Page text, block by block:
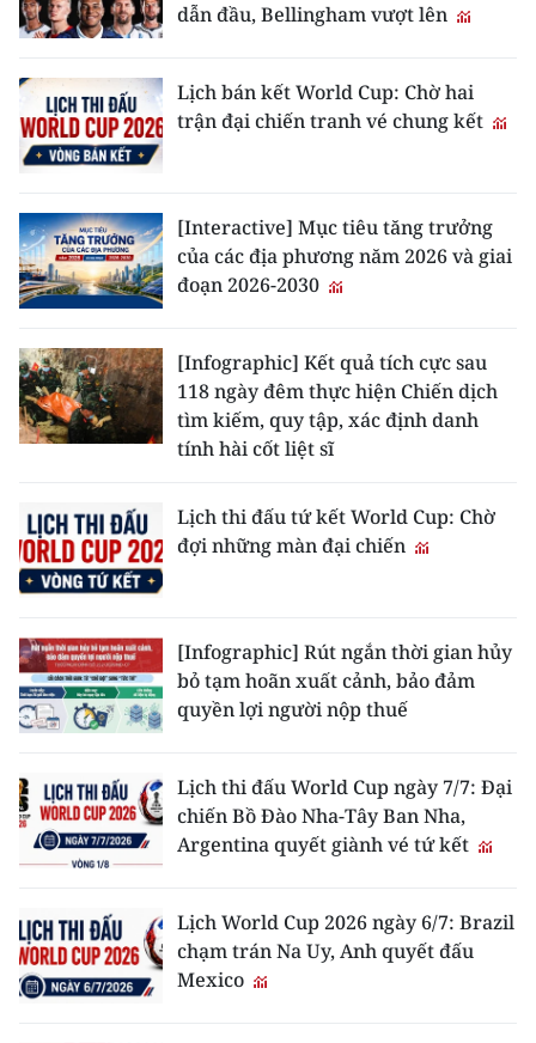
dẫn đầu, Bellingham vượt lên
Lịch bán kết World Cup: Chờ hai
trận đại chiến tranh vé chung kết
[Interactive] Mục tiêu tăng trưởng
của các địa phương năm 2026 và giai
đoạn 2026-2030
[Infographic] Kết quả tích cực sau
118 ngày đêm thực hiện Chiến dịch
tìm kiếm, quy tập, xác định danh
tính hài cốt liệt sĩ
Lịch thi đấu tứ kết World Cup: Chờ
đợi những màn đại chiến
[Infographic] Rút ngắn thời gian hủy
bỏ tạm hoãn xuất cảnh, bảo đảm
quyền lợi người nộp thuế
Lịch thi đấu World Cup ngày 7/7: Đại
chiến Bồ Đào Nha-Tây Ban Nha,
Argentina quyết giành vé tứ kết
Lịch World Cup 2026 ngày 6/7: Brazil
chạm trán Na Uy, Anh quyết đấu
Mexico